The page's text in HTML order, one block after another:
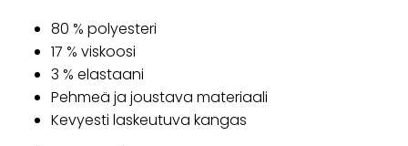
80 % polyesteri
17 % viskoosi
3 % elastaani
Pehmeä ja joustava materiaali
Kevyesti laskeutuva kangas